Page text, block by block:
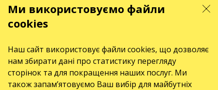
Ми використовуємо файли
cookies
Наш сайт використовує файли cookies, що дозволяє
нам збирати дані про статистику перегляду
сторінок та для покращення наших послуг. Ми
також запам’ятовуємо Ваш вибір для майбутніх
КОНТАКТИ
Contact us
Увага! Обробка звернень здійснюється за допомогою електронної форми
на сторінціhttps://karabas.cz/contact/